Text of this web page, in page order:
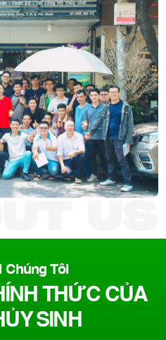
tư vấn, thiết kế bể thủy sinh
chất lượng tốt nhất.
Chúng Tôi
THỨC CỦA
SINH